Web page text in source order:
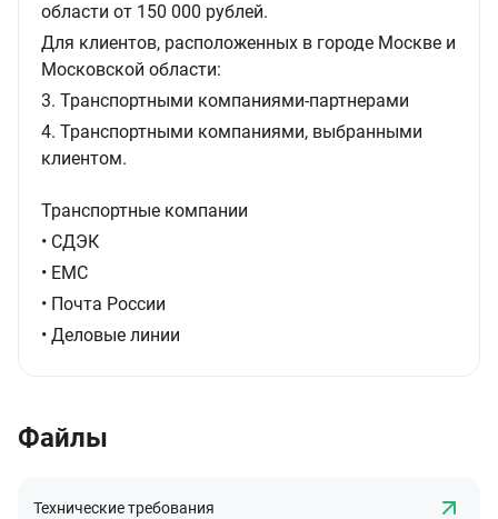
области от 150 000 рублей.
Для клиентов, расположенных в городе Москве и
Московской области:
3. Транспортными компаниями-партнерами
4. Транспортными компаниями, выбранными
клиентом.
Транспортные компании
• СДЭК
• ЕМС
• Почта России
• Деловые линии
Файлы
Технические требования